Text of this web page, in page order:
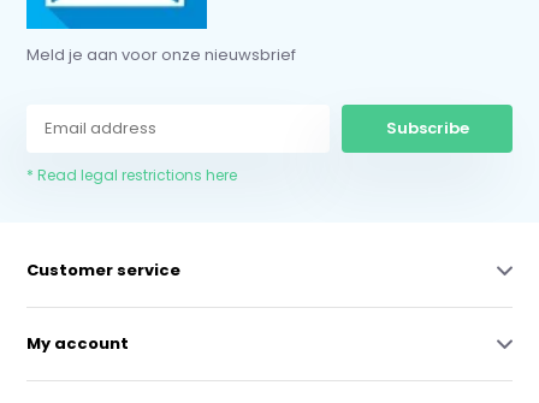
Meld je aan voor onze nieuwsbrief
Subscribe
* Read legal restrictions here
Customer service
My account